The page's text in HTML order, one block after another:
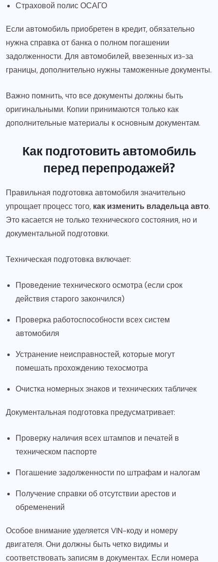
Страховой полис ОСАГО
Если автомобиль приобретен в кредит, обязательно
нужна справка от банка о полном погашении
задолженности. Для автомобилей, ввезенных из-за
границы, дополнительно нужны таможенные документы.
Важно помнить, что все документы должны быть
оригинальными. Копии принимаются только как
дополнительные материалы к основным документам.
Как подготовить автомобиль
перед перепродажей?
Правильная подготовка автомобиля значительно
упрощает процесс того, как изменить владельца авто.
Это касается не только технического состояния, но и
документальной подготовки.
Техническая подготовка включает:
Проведение технического осмотра (если срок
действия старого закончился)
Проверка работоспособности всех систем
автомобиля
Устранение неисправностей, которые могут
помешать прохождению техосмотра
Очистка номерных знаков и технических табличек
Документальная подготовка предусматривает:
Проверку наличия всех штампов и печатей в
техническом паспорте
Погашение задолженности по штрафам и налогам
Получение справки об отсутствии арестов и
обременений
Особое внимание уделяется VIN-коду и номеру
двигателя. Они должны быть четко видимы и
соответствовать записям в документах. Если номера